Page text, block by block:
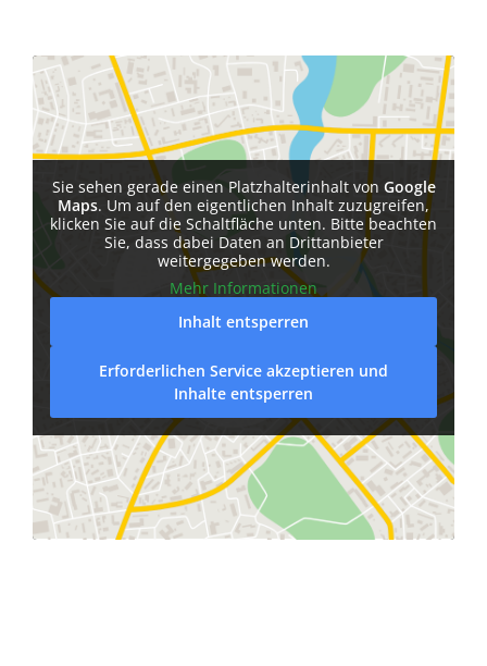
Sie sehen gerade einen Platzhalterinhalt von Google
Maps. Um auf den eigentlichen Inhalt zuzugreifen,
klicken Sie auf die Schaltfläche unten. Bitte beachten
Sie, dass dabei Daten an Drittanbieter
weitergegeben werden.
Mehr Informationen
Inhalt entsperren
Erforderlichen Service akzeptieren und
Inhalte entsperren